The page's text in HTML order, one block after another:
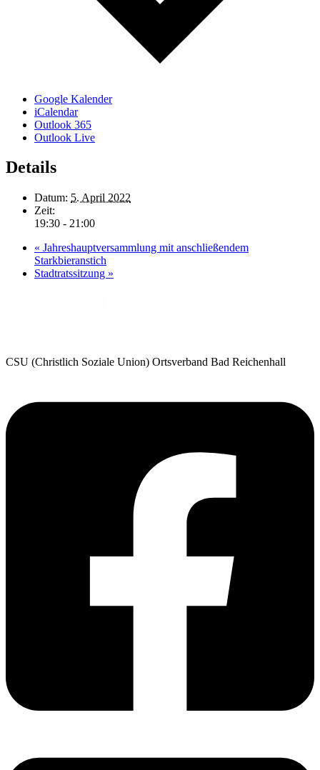
Google Kalender
iCalendar
Outlook 365
Outlook Live
Details
Datum: 5. April 2022
Zeit:
19:30 - 21:00
« Jahreshauptversammlung mit anschließendem
Starkbieranstich
Stadtratssitzung »
CSU (Christlich Soziale Union) Ortsverband Bad Reichenhall